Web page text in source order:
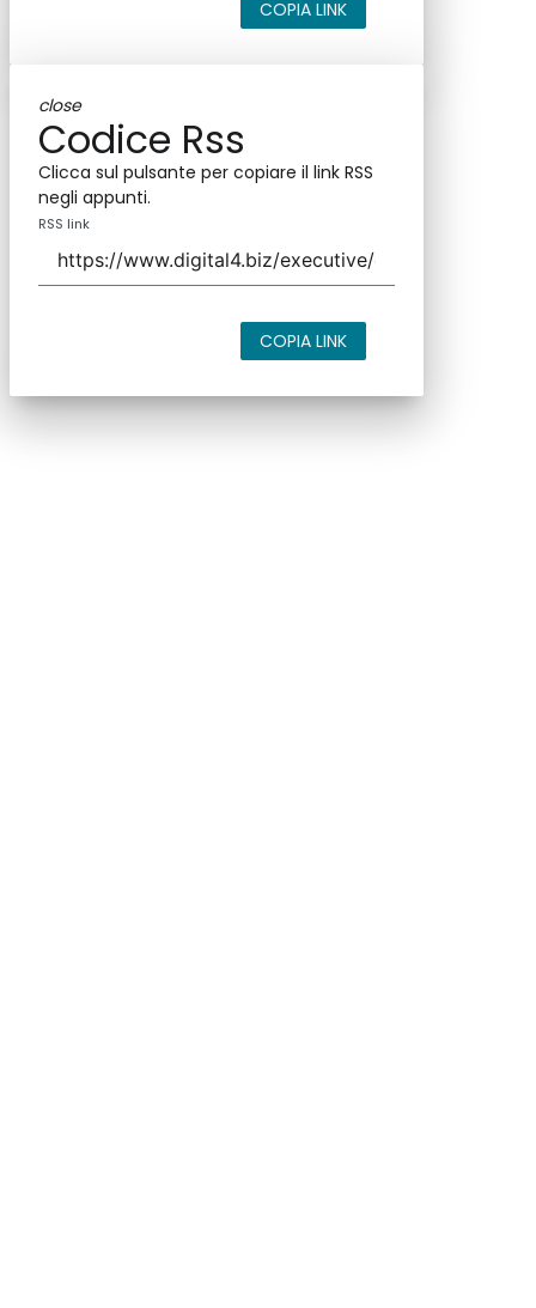
COPIA LINK
close
Codice Rss
Clicca sul pulsante per copiare il link RSS
negli appunti.
RSS link
COPIA LINK